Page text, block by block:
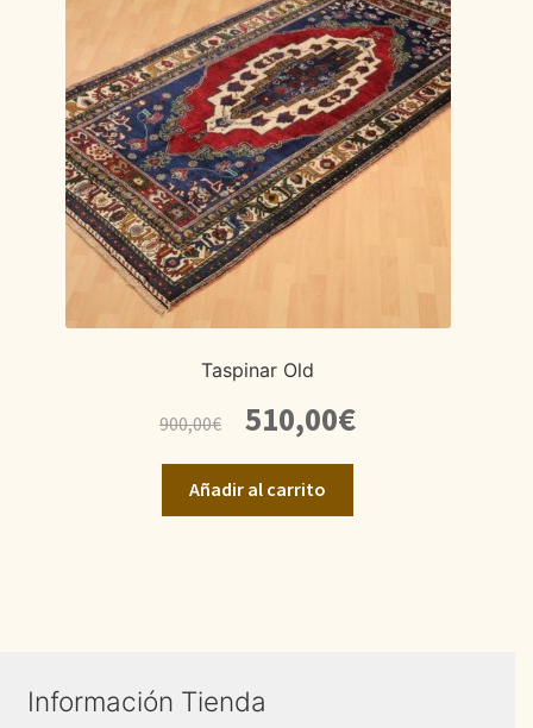
Taspinar Old
900,00€
precio
original
era:
900,00€.
510,00€El
precio
Añadir al carrito
Información Tienda